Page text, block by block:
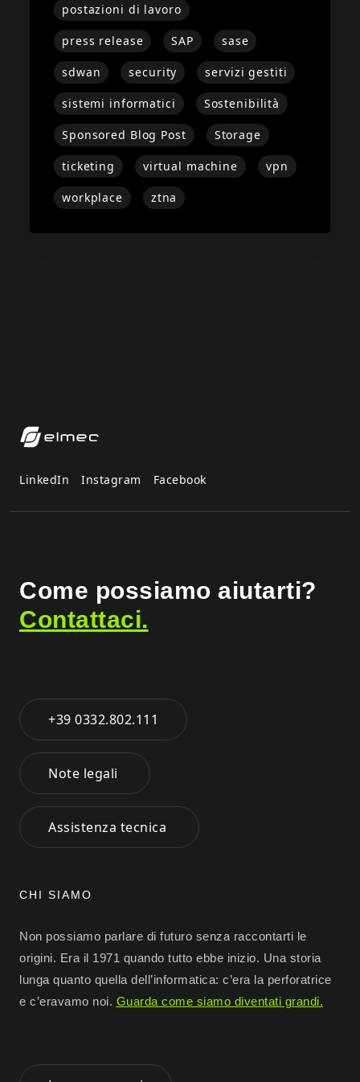
postazioni di lavoro
press release SAP sase
sdwan security servizi gestiti
sistemi informatici Sostenibilità
Sponsored Blog Post Storage
ticketing virtual machine vpn
workplace ztna
LinkedIn Instagram Facebook
Come possiamo aiutarti?
Contattaci.
+39 0332.802.111
Note legali
Assistenza tecnica
CHI SIAMO
Non possiamo parlare di futuro senza raccontarti le
origini. Era il 1971 quando tutto ebbe inizio. Una storia
lunga quanto quella dell’informatica: c’era la perforatrice
e c’eravamo noi. Guarda come siamo diventati grandi.